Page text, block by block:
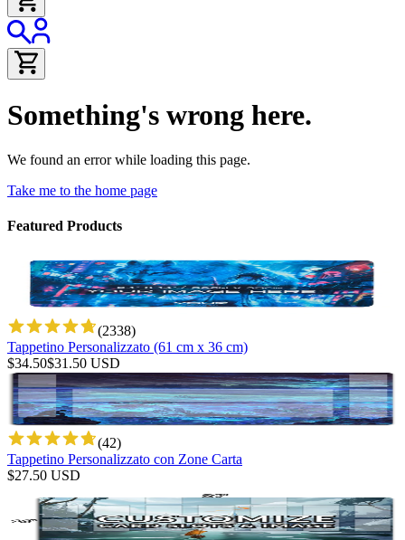
Something's wrong here.
We found an error while loading this page.
Take me to the home page
Featured Products
(2338)
Tappetino Personalizzato (61 cm x 36 cm)
$34.50$31.50 USD
(42)
Tappetino Personalizzato con Zone Carta
$27.50 USD